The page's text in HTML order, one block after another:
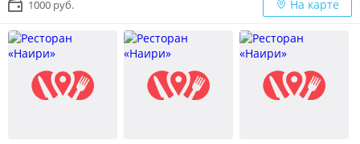
1000 руб. На карте